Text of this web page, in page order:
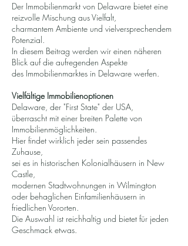
Der Immobilienmarkt von Delaware bietet eine
reizvolle Mischung aus Vielfalt,
charmantem Ambiente und vielversprechendem
Potenzial.
In diesem Beitrag werden wir einen näheren
Blick auf die aufregenden Aspekte
des Immobilienmarktes in Delaware werfen.
Vielfältige Immobilienoptionen
Delaware, der "First State" der USA,
überrascht mit einer breiten Palette von
Immobilienmöglichkeiten.
Hier findet wirklich jeder sein passendes
Zuhause,
sei es in historischen Kolonialhäusern in New
Castle,
modernen Stadtwohnungen in Wilmington
oder behaglichen Einfamilienhäusern in
friedlichen Vororten.
Die Auswahl ist reichhaltig und bietet für jeden
Geschmack etwas.